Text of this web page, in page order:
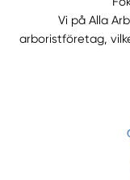
Välj
Vi på Alla
arboristföretag,